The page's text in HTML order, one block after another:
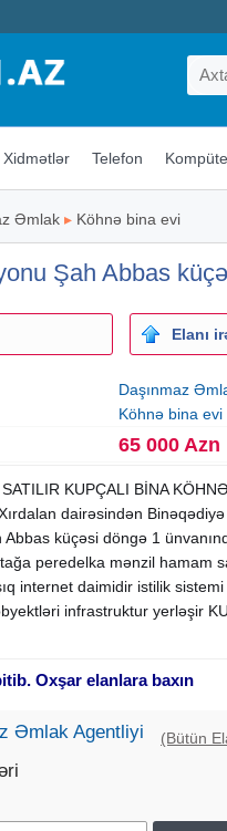
Xidmətlər Telefon
Əmlak ▸ Köhnə bina evi
Şah Abbas
Elanı
Daşınmaz
Köhnə bina evi
65 000 Azn
KUPÇALI BİNA
dairəsindən
Abbas küçəsi döngə 1
peredelka mənzil hamam
internet daimidir istilik sistemi
infrastruktur yerləşir
Oxşar elanlara baxın
Əmlak Agentliyi (Bütün